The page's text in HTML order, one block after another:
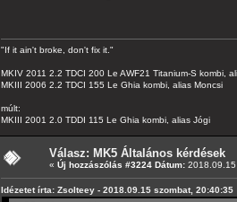
"If it ain't broke, don't fix it."
MKIV 2011 2.2 TDCI 200 Le AWF21 Titanium-S kombi,
MKIII 2006 2.2 TDCI 155 Le Ghia kombi, alias Moncsi
múlt:
MKIII 2001 2.0 TDDI 115 Le Ghia kombi, alias Jógi
Válasz: MK5 Általános kérdések
« Új hozzászólás #3224 Dátum:
Idézetet írta: Zsolteey - 2018.09.15 szombat, 20:40:35